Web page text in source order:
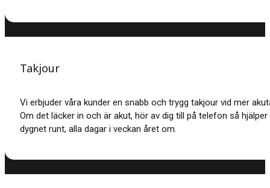
Takjour
Vi erbjuder våra kunder en snabb och trygg takjour vid mer
Om det läcker in och är akut, hör av dig till på telefon så
dygnet runt, alla dagar i veckan året om.